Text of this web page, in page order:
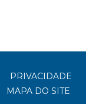
PRIVACIDADE
MAPA DO SITE